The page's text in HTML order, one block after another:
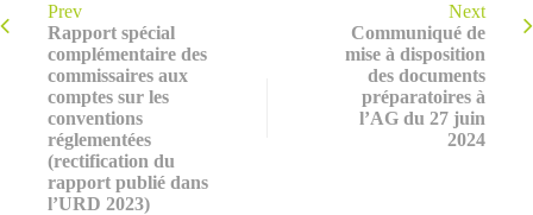
22
mai
2024
Prev
Rapport spécial
complémentaire des
commissaires aux
comptes sur les
conventions
réglementées
(rectification du
rapport publié dans
l’URD 2023)
Next
Communiqué de
mise à disposition
des documents
préparatoires à
l’AG du 27 juin
2024